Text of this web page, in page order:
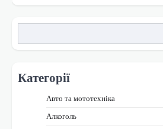
Категорії
Авто та мототехніка
Алкоголь